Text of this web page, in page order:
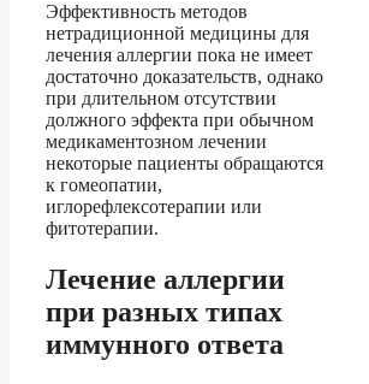
Эффективность методов
нетрадиционной медицины для
лечения аллергии пока не имеет
достаточно доказательств, однако
при длительном отсутствии
должного эффекта при обычном
медикаментозном лечении
некоторые пациенты обращаются
к гомеопатии,
иглорефлексотерапии или
фитотерапии.
Лечение аллергии
при разных типах
иммунного ответа